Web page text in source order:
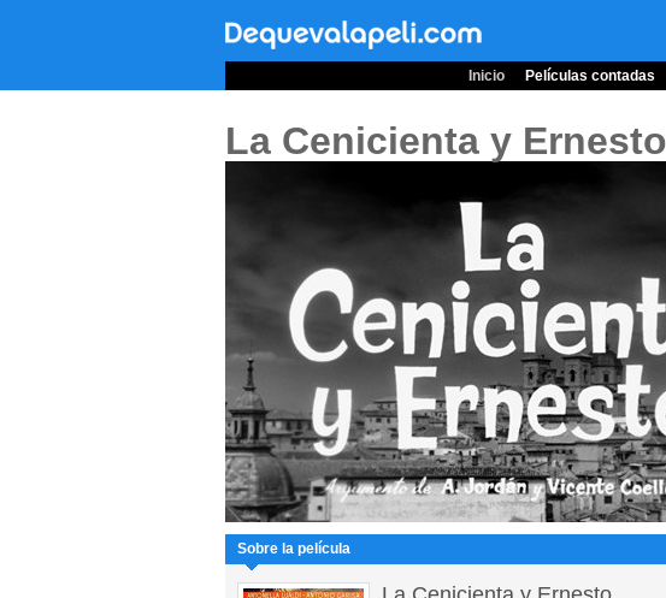
Inicio Películas contadas
La Cenicienta y
Sobre la película